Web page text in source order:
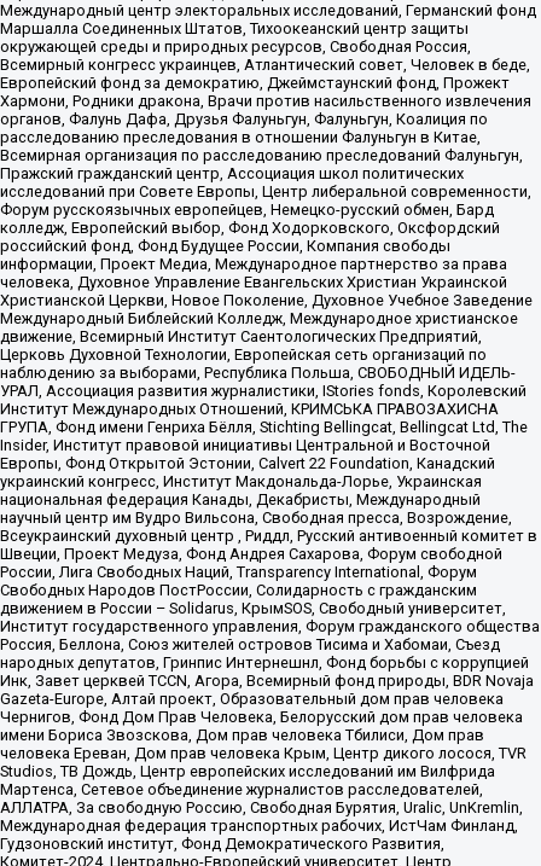
Международный центр электоральных исследований, Германский фонд
Маршалла Соединенных Штатов, Тихоокеанский центр защиты
окружающей среды и природных ресурсов, Свободная Россия,
Всемирный конгресс украинцев, Атлантический совет, Человек в беде,
Европейский фонд за демократию, Джеймстаунский фонд, Прожект
Хармони, Родники дракона, Врачи против насильственного извлечения
органов, Фалунь Дафа, Друзья Фалуньгун, Фалуньгун, Коалиция по
расследованию преследования в отношении Фалуньгун в Китае,
Всемирная организация по расследованию преследований Фалуньгун,
Пражский гражданский центр, Ассоциация школ политических
исследований при Совете Европы, Центр либеральной современности,
Форум русскоязычных европейцев, Немецко-русский обмен, Бард
колледж, Европейский выбор, Фонд Ходорковского, Оксфордский
российский фонд, Фонд Будущее России, Компания свободы
информации, Проект Медиа, Международное партнерство за права
человека, Духовное Управление Евангельских Христиан Украинской
Христианской Церкви, Новое Поколение, Духовное Учебное Заведение
Международный Библейский Колледж, Международное христианское
движение, Всемирный Институт Саентологических Предприятий,
Церковь Духовной Технологии, Европейская сеть организаций по
наблюдению за выборами, Республика Польша, СВОБОДНЫЙ ИДЕЛЬ-
УРАЛ, Ассоциация развития журналистики, IStories fonds, Королевский
Институт Международных Отношений, КРИМСЬКА ПРАВОЗАХИСНА
ГРУПА, Фонд имени Генриха Бёлля, Stichting Bellingcat, Bellingcat Ltd, The
Insider, Институт правовой инициативы Центральной и Восточной
Европы, Фонд Открытой Эстонии, Calvert 22 Foundation, Канадский
украинский конгресс, Институт Макдональда-Лорье, Украинская
национальная федерация Канады, Декабристы, Международный
научный центр им Вудро Вильсона, Свободная пресса, Возрождение,
Всеукраинский духовный центр , Риддл, Русский антивоенный комитет в
Швеции, Проект Медуза, Фонд Андрея Сахарова, Форум свободной
России, Лига Свободных Наций, Transparеncy International, Форум
Свободных Народов ПостРоссии, Солидарность с гражданским
движением в России – Solidarus, КрымSOS, Свободный университет,
Институт государственного управления, Форум гражданского общества
Россия, Беллона, Союз жителей островов Тисима и Хабомаи, Съезд
народных депутатов, Гринпис Интернешнл, Фонд борьбы с коррупцией
Инк, Завет церквей TCCN, Агора, Всемирный фонд природы, BDR Novaja
Gazeta-Europe, Алтай проект, Образовательный дом прав человека
Чернигов, Фонд Дом Прав Человека, Белорусский дом прав человека
имени Бориса Звозскова, Дом прав человека Тбилиси, Дом прав
человека Ереван, Дом прав человека Крым, Центр дикого лосося, TVR
Studios, ТВ Дождь, Центр европейских исследований им Вилфрида
Мартенса, Сетевое объединение журналистов расследователей,
АЛЛАТРА, За свободную Россию, Свободная Бурятия, Uralic, UnKremlin,
Международная федерация транспортных рабочих, ИстЧам Финланд,
Гудзоновский институт, Фонд Демократического Развития,
Комитет-2024, Центрально-Европейский университет, Центр